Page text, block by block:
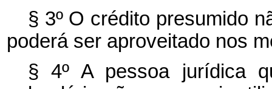
§ 3º O crédito presumido
poderá ser aproveitado nos
§ 4º A pessoa jurídica